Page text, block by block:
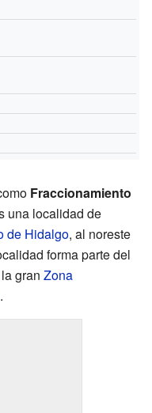
Fraccionamiento
una localidad de
de Hidalgo, al noreste
forma parte del
gran Zona
.